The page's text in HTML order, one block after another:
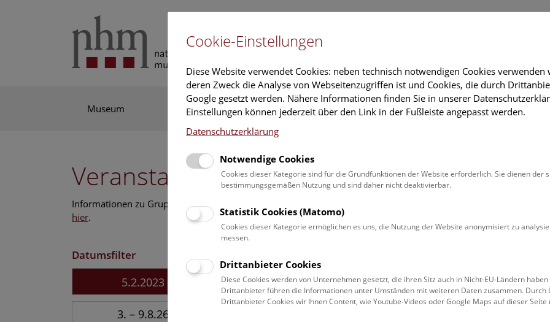
Museum Ausstellung Forschung Führungen & Aktivitäten Deck 50
Veranstaltungskalender
Informationen zu Gruppen,- Kindergarten- und Schulprogrammen finden Sie
hier.
Datumsfilter
5.2.2023
3. – 9.8.26
Erwachsene (0)
Familien (0)
Führungen &
Kulinarik &
Cookie-Einstellungen
Diese Website verwendet Cookies: neben technisch notwendigen Cookies verwenden
deren Zweck die Analyse von Webseitenzugriffen ist und Cookies, die durch
Google gesetzt werden. Nähere Informationen finden Sie in unserer
Einstellungen können jederzeit über den Link in der Fußleiste angepasst werden.
Datenschutzerklärung
Notwendige Cookies
Cookies dieser Kategorie sind für die Grundfunktionen der Website erforderlich. Sie dienen der
bestimmungsgemäßen Nutzung und sind daher nicht deaktivierbar.
Statistik Cookies (Matomo)
Cookies dieser Kategorie ermöglichen es uns, die Nutzung der Website anonymisiert zu
messen.
Drittanbieter Cookies
Diese Cookies werden von Unternehmen gesetzt, die ihren Sitz auch in Nicht-EU-Ländern haben
Drittanbieter führen die Informationen unter Umständen mit weiteren Daten zusammen. Durch
Drittanbieter Cookies wir Ihnen Content, wie Youtube-Videos oder Google Maps auf dieser